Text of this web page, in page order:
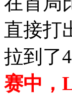
直接打
拉到了
赛中，